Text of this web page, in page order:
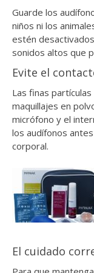
Guarde los
niños ni los
estén
sonidos altos que
Evite el
Las finas
maquillajes en
micrófono y el
los audífonos
corporal.
El cuidado